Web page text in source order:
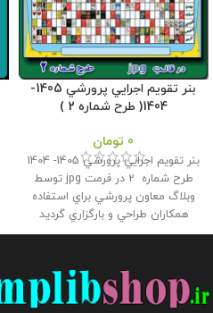
بنر تقويم اجرايي پرورشي 1405-
1404( طرح شماره 2 )
0 تومان
بنر تقويم اجرايي پرورشي 1405- 1404
طرح شماره 2 در فرمت jpg توسط
وبلاگ معاون پرورشي براي استفاده
همكاران طراحي و بارگزاري گرديد
حجم فايل : 16.3 مگابايت
این
پرورشی می باشد و در صورت
مشاهده مشابه آن در سایت های
دیگر بدون اجازه ما در حال استفاده